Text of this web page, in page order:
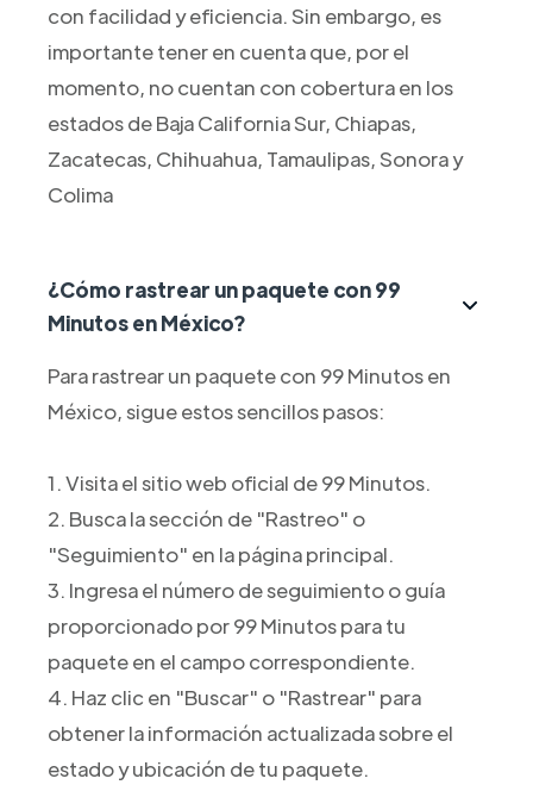
con facilidad y eficiencia. Sin embargo, es
importante tener en cuenta que, por el
momento, no cuentan con cobertura en los
estados de Baja California Sur, Chiapas,
Zacatecas, Chihuahua, Tamaulipas, Sonora y
Colima
¿Cómo rastrear un paquete con 99
Minutos en México?
Para rastrear un paquete con 99 Minutos en
México, sigue estos sencillos pasos:
1. Visita el sitio web oficial de 99 Minutos.
2. Busca la sección de "Rastreo" o
"Seguimiento" en la página principal.
3. Ingresa el número de seguimiento o guía
proporcionado por 99 Minutos para tu
paquete en el campo correspondiente.
4. Haz clic en "Buscar" o "Rastrear" para
obtener la información actualizada sobre el
estado y ubicación de tu paquete.